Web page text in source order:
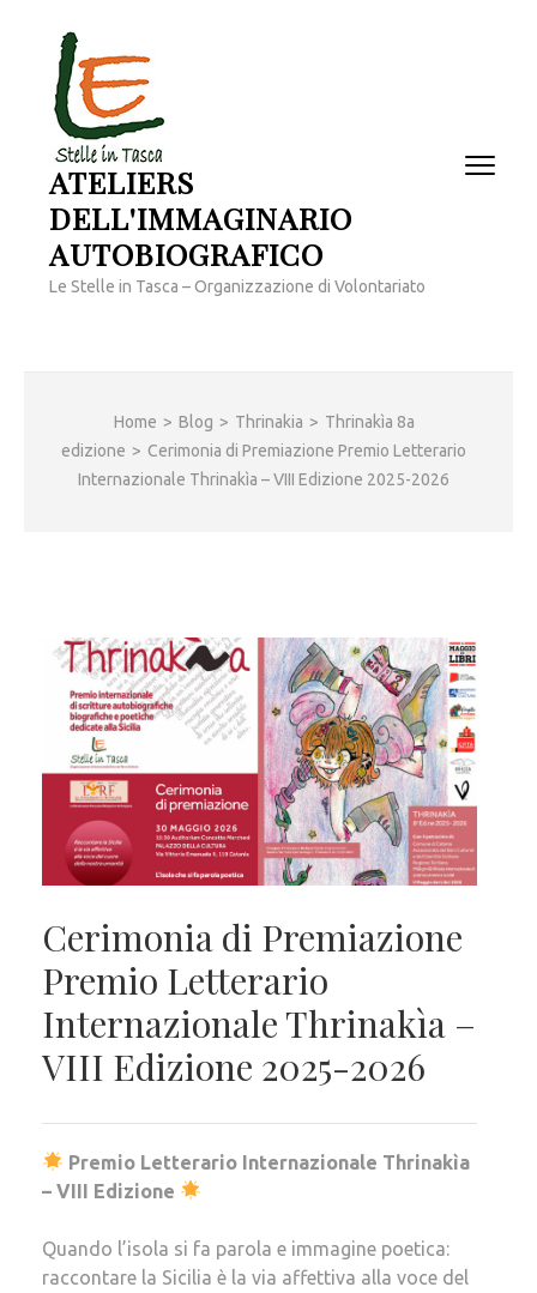
contenuto
(premi
invio)
ATELIERS
DELL'IMMAGINARIO
AUTOBIOGRAFICO
Le Stelle in Tasca – Organizzazione di Volontariato
Home > Blog > Thrinakia > Thrinakìa 8a
edizione > Cerimonia di Premiazione Premio Letterario
Internazionale Thrinakìa – VIII Edizione 2025-2026
Cerimonia di Premiazione
Premio Letterario
Internazionale Thrinakìa –
VIII Edizione 2025-2026
Premio Letterario Internazionale Thrinakìa
– VIII Edizione
Quando l’isola si fa parola e immagine poetica:
raccontare la Sicilia è la via affettiva alla voce del